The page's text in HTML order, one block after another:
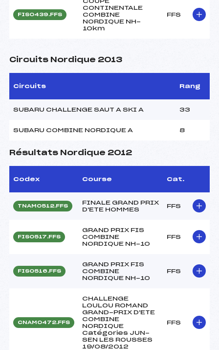
FIS0439.FFS
CONTINENTALE
COMBINE
NORDIQUE NH-
10km
FFS
Circuits Nordique 2013
Circuits Rang
SUBARU CHALLENGE SAUT A SKI A 33
SUBARU COMBINE NORDIQUE A 8
Résultats Nordique 2012
Codex Course Cat.
TNAM0512.FFS
FINALE GRAND PRIX
D'ETE HOMMES
FFS
FIS0517.FFS
GRAND PRIX FIS
COMBINE
NORDIQUE NH-10
FFS
FIS0516.FFS
GRAND PRIX FIS
COMBINE
NORDIQUE NH-10
FFS
CNAM0472.FFS
CHALLENGE
LOULOU ROMAND
GRAND-PRIX D'ETE
COMBINE
NORDIQUE
Catégories JUN-
SEN LES ROUSSES
19/08/2012
FFS